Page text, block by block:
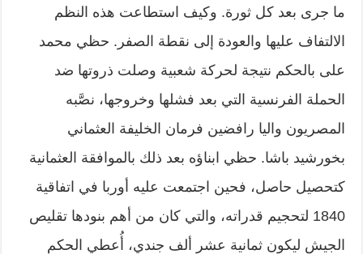
ما جرى بعد كل ثورة. وكيف استطاعت هذه النظم
الالتفاف عليها والعودة إلى نقطة الصفر. حظي محمد
على بالحكم نتيجة لحركة شعبية وصلت ذروتها ضد
الحملة الفرنسية التي بعد فشلها وخروجها، نصَّبه
المصريون واليا رافضين فرمان الخليفة العثماني
بخورشيد باشا. حظي ابناؤه بعد ذلك بالموافقة العثمانية
كتحصيل حاصل، فحين اجتمعت عليه أوربا في اتفاقية
1840 لتحجيم قدراته، والتي كان من أهم بنودها تقليص
الجيش ليكون ثمانية عشر ألف جندي، أُعطي الحكم